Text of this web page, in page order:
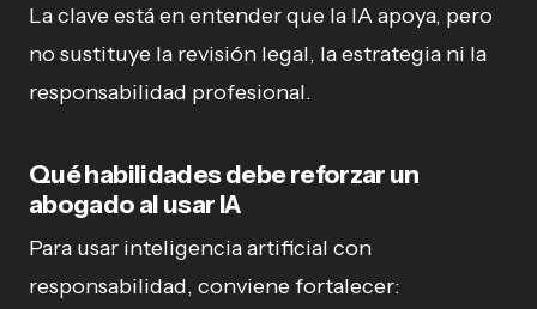
La clave está en entender que la IA apoya, pero
no sustituye la revisión legal, la estrategia ni la
responsabilidad profesional.
Qué habilidades debe reforzar un
abogado al usar IA
Para usar inteligencia artificial con
responsabilidad, conviene fortalecer: